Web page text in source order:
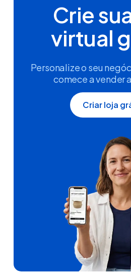
Crie
virtual
Personalize o seu
comece a vender
Criar loja